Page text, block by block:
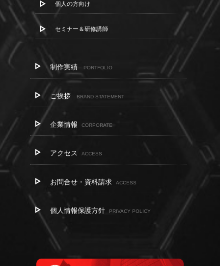
個人の方向け
セミナー＆研修講師
制作実績 PORTFOLIO
ご挨拶 BRAND STATEMENT
企業情報 CORPORATE
アクセス ACCESS
お問合せ・資料請求 ACCESS
個人情報保護方針 PRIVACY POLICY